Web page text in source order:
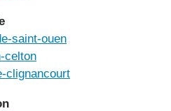
saint-ouen
celton
clignancourt